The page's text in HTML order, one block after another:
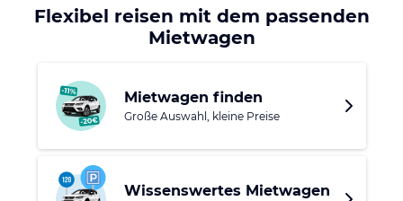
Flexibel reisen mit dem passenden
Mietwagen
Mietwagen finden
Große Auswahl, kleine Preise
Wissenswertes Mietwagen